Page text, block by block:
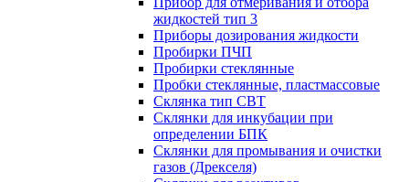
жидкостей тип 3
Приборы дозирования жидкости
Пробирки ПЧП
Пробирки стеклянные
Пробки стеклянные, пластмассовые
Склянка тип СВТ
Склянки для инкубации при
определении БПК
Склянки для промывания и очистки
газов (Дрекселя)